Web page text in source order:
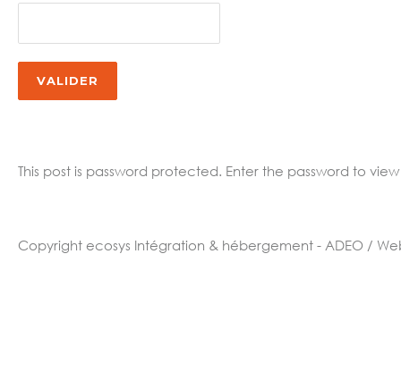
This post is password protected. Enter the password to
Copyright ecosys Intégration & hébergement - ADEO /